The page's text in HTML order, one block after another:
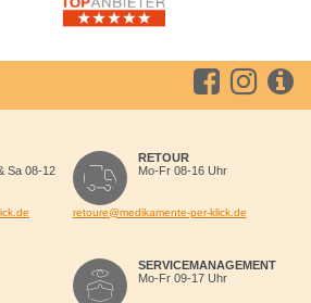
Sa 08-12
RETOUR
Mo-Fr 08-16 Uhr
retoure@medikamente-per-klick.de
SERVICEMANAGEMENT
Mo-Fr 09-17 Uhr